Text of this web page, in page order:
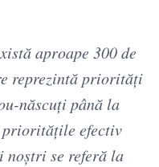
aproape 300 de
reprezintă priorități
născuți până la
prioritățile efectiv
noștri se referă la